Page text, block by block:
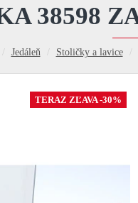
Jedáleň Stoličky a lavice
38598
TERAZ ZĽAVA -30%